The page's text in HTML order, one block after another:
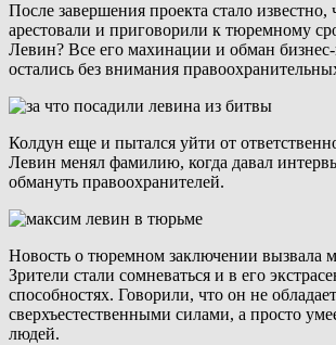
После завершения проекта стало
арестовали и приговорили к тюремному
Левин? Все его махинации и обман
остались без внимания
Колдун еще и пытался уйти от
Левин менял фамилию, когда давал
обмануть правоохранителей.
Новость о тюремном заключении вызвала
Зрители стали сомневаться и в его
способностях. Говорили, что он не обладает
сверхъестественными силами, а просто
людей.